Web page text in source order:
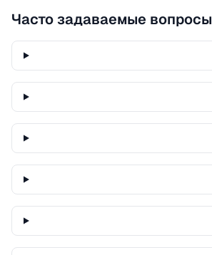
Часто задаваемые вопросы